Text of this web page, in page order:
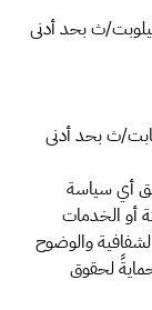
أي سياسة
أو الخدمات
والوضوح
حمايةً لحقوق